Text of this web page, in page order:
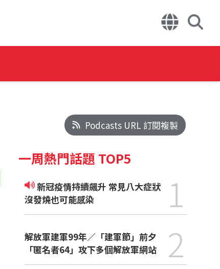
Podcasts URL 訂閱複製
一周熱門話題 TOP5
新冠疫情持續飆升 常見八大症狀
沒發燒也可能感染
1
解放軍建軍99年／「建軍節」前夕
「匿名者64」攻下多個解放軍網站
2